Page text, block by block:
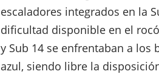
escaladores integrados en la
dificultad disponible en el
y Sub 14 se enfrentaban a los
azul, siendo libre la